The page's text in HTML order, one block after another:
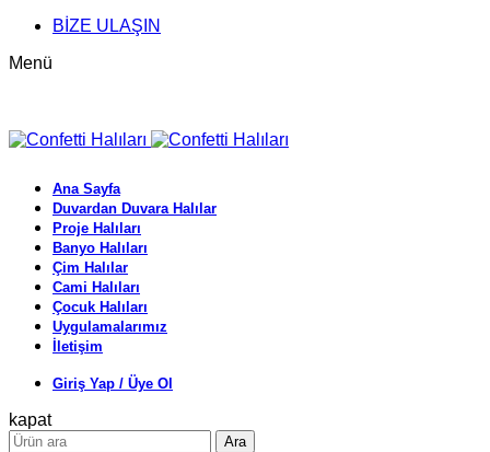
BİZE ULAŞIN
Menü
Ana Sayfa
Duvardan Duvara Halılar
Proje Halıları
Banyo Halıları
Çim Halılar
Cami Halıları
Çocuk Halıları
Uygulamalarımız
İletişim
Giriş Yap / Üye Ol
kapat
Ara